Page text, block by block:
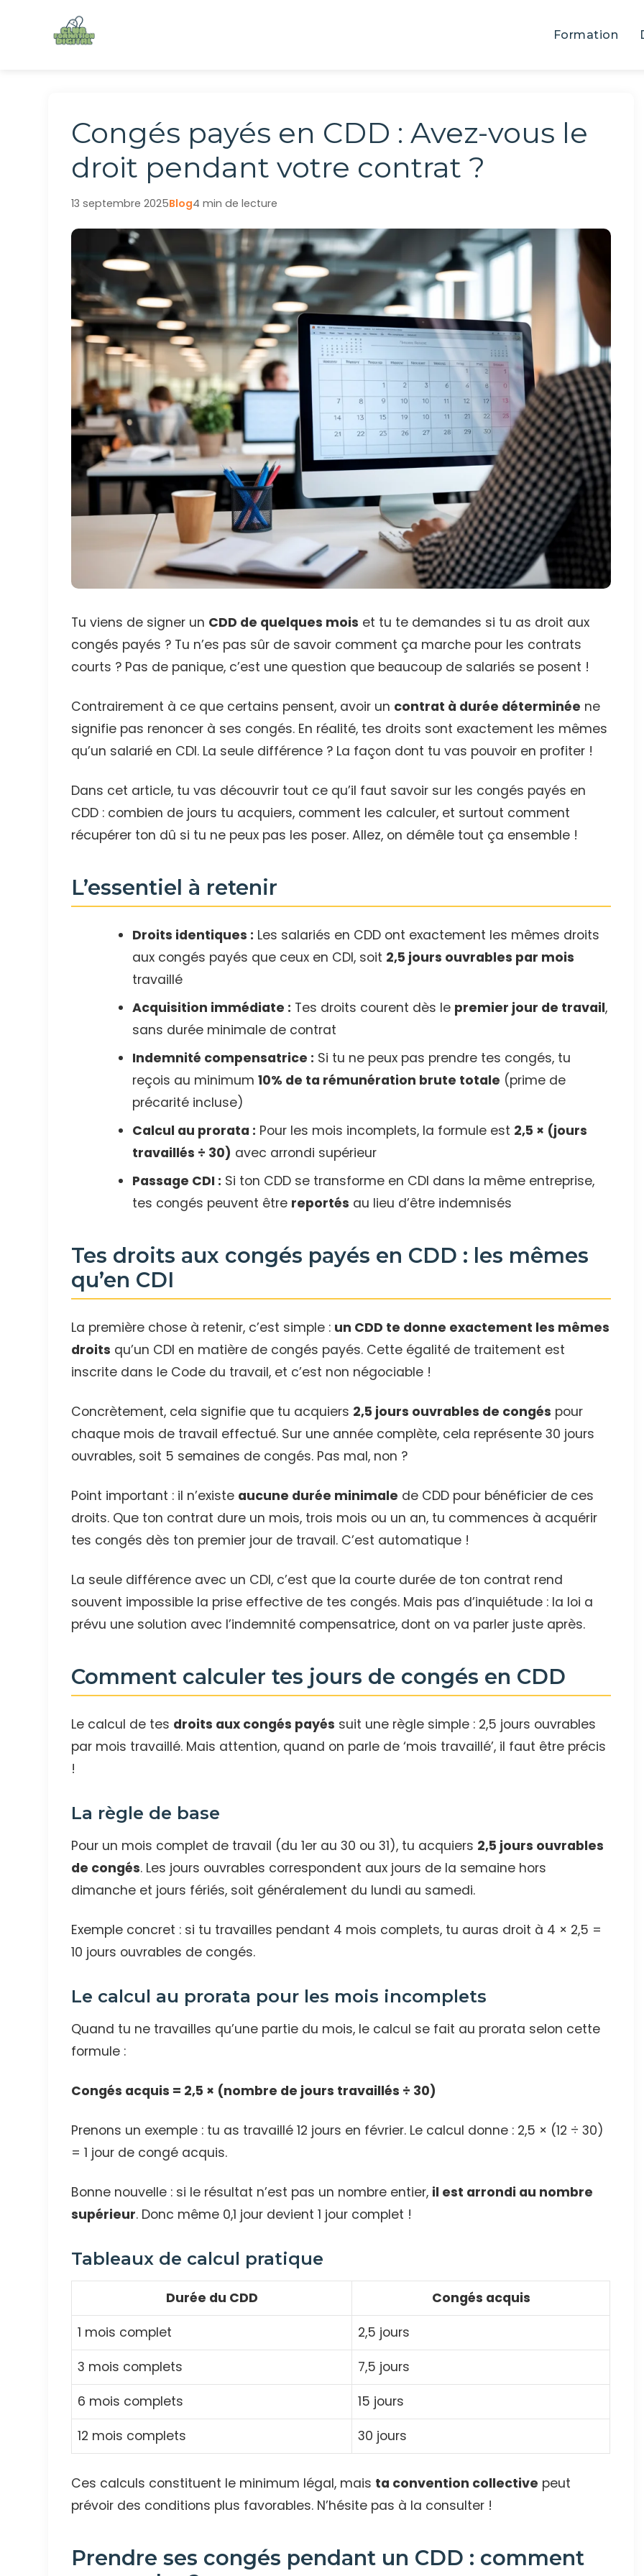
Formation
Congés payés en CDD : Avez-vous le
droit pendant votre contrat ?
13 septembre 2025Blog4 min de lecture
Tu viens de signer un CDD de quelques mois et tu te demandes si tu as droit aux
congés payés ? Tu n’es pas sûr de savoir comment ça marche pour les contrats
courts ? Pas de panique, c’est une question que beaucoup de salariés se posent !
Contrairement à ce que certains pensent, avoir un contrat à durée déterminée ne
signifie pas renoncer à ses congés. En réalité, tes droits sont exactement les mêmes
qu’un salarié en CDI. La seule différence ? La façon dont tu vas pouvoir en profiter !
Dans cet article, tu vas découvrir tout ce qu’il faut savoir sur les congés payés en
CDD : combien de jours tu acquiers, comment les calculer, et surtout comment
récupérer ton dû si tu ne peux pas les poser. Allez, on démêle tout ça ensemble !
L’essentiel à retenir
Droits identiques : Les salariés en CDD ont exactement les mêmes droits
aux congés payés que ceux en CDI, soit 2,5 jours ouvrables par mois
travaillé
Acquisition immédiate : Tes droits courent dès le premier jour de travail,
sans durée minimale de contrat
Indemnité compensatrice : Si tu ne peux pas prendre tes congés, tu
reçois au minimum 10% de ta rémunération brute totale (prime de
précarité incluse)
Calcul au prorata : Pour les mois incomplets, la formule est 2,5 × (jours
travaillés ÷ 30) avec arrondi supérieur
Passage CDI : Si ton CDD se transforme en CDI dans la même entreprise,
tes congés peuvent être reportés au lieu d’être indemnisés
Tes droits aux congés payés en CDD : les mêmes
qu’en CDI
La première chose à retenir, c’est simple : un CDD te donne exactement les mêmes
droits qu’un CDI en matière de congés payés. Cette égalité de traitement est
inscrite dans le Code du travail, et c’est non négociable !
Concrètement, cela signifie que tu acquiers 2,5 jours ouvrables de congés pour
chaque mois de travail effectué. Sur une année complète, cela représente 30 jours
ouvrables, soit 5 semaines de congés. Pas mal, non ?
Point important : il n’existe aucune durée minimale de CDD pour bénéficier de ces
droits. Que ton contrat dure un mois, trois mois ou un an, tu commences à acquérir
tes congés dès ton premier jour de travail. C’est automatique !
La seule différence avec un CDI, c’est que la courte durée de ton contrat rend
souvent impossible la prise effective de tes congés. Mais pas d’inquiétude : la loi a
prévu une solution avec l’indemnité compensatrice, dont on va parler juste après.
Comment calculer tes jours de congés en CDD
Le calcul de tes droits aux congés payés suit une règle simple : 2,5 jours ouvrables
par mois travaillé. Mais attention, quand on parle de ‘mois travaillé’, il faut être précis
!
La règle de base
Pour un mois complet de travail (du 1er au 30 ou 31), tu acquiers 2,5 jours ouvrables
de congés. Les jours ouvrables correspondent aux jours de la semaine hors
dimanche et jours fériés, soit généralement du lundi au samedi.
Exemple concret : si tu travailles pendant 4 mois complets, tu auras droit à 4 × 2,5 =
10 jours ouvrables de congés.
Le calcul au prorata pour les mois incomplets
Quand tu ne travailles qu’une partie du mois, le calcul se fait au prorata selon cette
formule :
Congés acquis = 2,5 × (nombre de jours travaillés ÷ 30)
Prenons un exemple : tu as travaillé 12 jours en février. Le calcul donne : 2,5 × (12 ÷ 30)
= 1 jour de congé acquis.
Bonne nouvelle : si le résultat n’est pas un nombre entier, il est arrondi au nombre
supérieur. Donc même 0,1 jour devient 1 jour complet !
Tableaux de calcul pratique
Durée du CDD
Congés acquis
1 mois complet
2,5 jours
3 mois complets
7,5 jours
6 mois complets
15 jours
12 mois complets
30 jours
Ces calculs constituent le minimum légal, mais ta convention collective peut
prévoir des conditions plus favorables. N’hésite pas à la consulter !
Prendre ses congés pendant un CDD : comment